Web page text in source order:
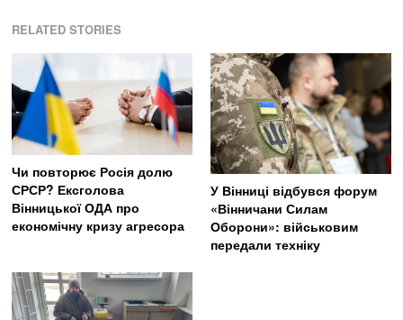
RELATED STORIES
Чи повторює Росія долю
СРСР? Ексголова
Вінницької ОДА про
економічну кризу агресора
У Вінниці відбувся форум
«Вінничани Силам
Оборони»: військовим
передали техніку